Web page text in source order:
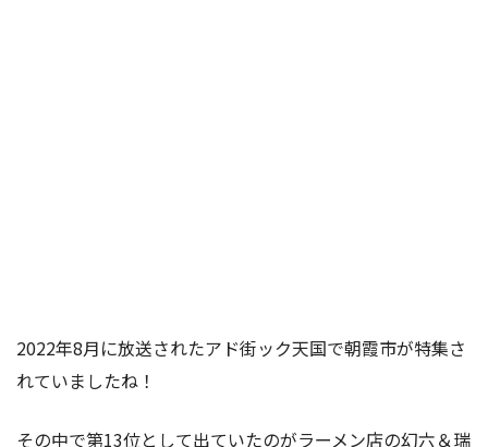
2022年8月に放送されたアド街ック天国で朝霞市が特集さ
れていましたね！
その中で第13位として出ていたのがラーメン店の幻六＆瑞